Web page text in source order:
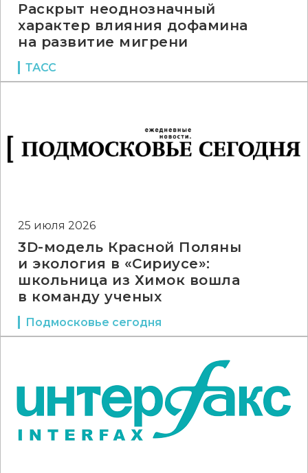
Раскрыт неоднозначный
характер влияния дофамина
на развитие мигрени
ТАСС
25 июля 2026
3D-модель Красной Поляны
и экология в «Сириусе»:
школьница из Химок вошла
в команду ученых
Подмосковье сегодня